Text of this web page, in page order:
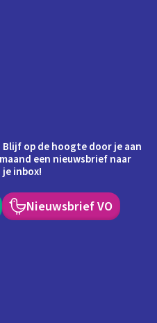
op de hoogte door je aan
een nieuwsbrief naar
inbox!
Nieuwsbrief VO